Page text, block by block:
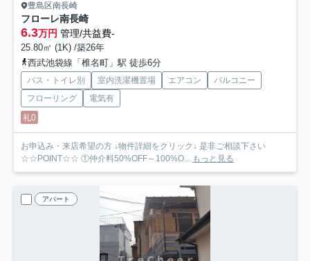
豊島区南長崎
フローレ南長崎
6.3万円 管理/共益費-
25.80㎡ (1K) /築26年
西武池袋線「椎名町」駅 徒歩6分
バス・トイレ別 室内洗濯機置場 エアコン
バルコニー
フローリング
電気有
礼0
お申込み・来店希望の方 ↓物件詳細をクリック↓ 是非ご相談下さい
☆☆POINT☆☆ ①仲介料50%OFF～100%O... もっと見る
アパート